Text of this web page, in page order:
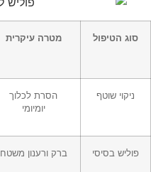
סוג הטיפול מטרה עיקרית
ניקוי שוטף
הסרת לכלוך
יומיומי
פוליש בסיסי ברק ורענון משטח